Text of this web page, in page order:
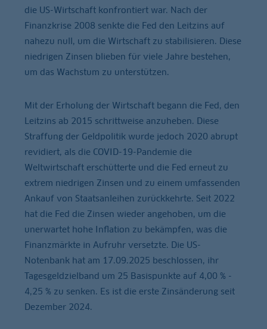
die US-Wirtschaft konfrontiert war. Nach der
Finanzkrise 2008 senkte die Fed den Leitzins auf
nahezu null, um die Wirtschaft zu stabilisieren. Diese
niedrigen Zinsen blieben für viele Jahre bestehen,
um das Wachstum zu unterstützen.
Mit der Erholung der Wirtschaft begann die Fed, den
Leitzins ab 2015 schrittweise anzuheben. Diese
Straffung der Geldpolitik wurde jedoch 2020 abrupt
revidiert, als die COVID-19-Pandemie die
Weltwirtschaft erschütterte und die Fed erneut zu
extrem niedrigen Zinsen und zu einem umfassenden
Ankauf von Staatsanleihen zurückkehrte. Seit 2022
hat die Fed die Zinsen wieder angehoben, um die
unerwartet hohe Inflation zu bekämpfen, was die
Finanzmärkte in Aufruhr versetzte. Die US-
Notenbank hat am 17.09.2025 beschlossen, ihr
Tagesgeldzielband um 25 Basispunkte auf 4,00 % -
4,25 % zu senken. Es ist die erste Zinsänderung seit
Dezember 2024.